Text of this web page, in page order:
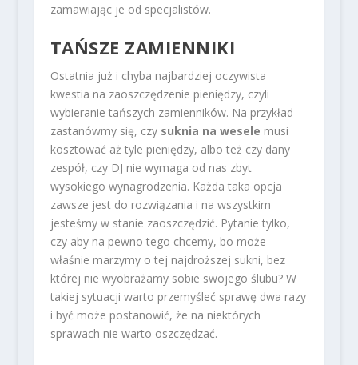
zamawiając je od specjalistów.
TAŃSZE ZAMIENNIKI
Ostatnia już i chyba najbardziej oczywista
kwestia na zaoszczędzenie pieniędzy, czyli
wybieranie tańszych zamienników. Na przykład
zastanówmy się, czy suknia na wesele musi
kosztować aż tyle pieniędzy, albo też czy dany
zespół, czy DJ nie wymaga od nas zbyt
wysokiego wynagrodzenia. Każda taka opcja
zawsze jest do rozwiązania i na wszystkim
jesteśmy w stanie zaoszczędzić. Pytanie tylko,
czy aby na pewno tego chcemy, bo może
właśnie marzymy o tej najdroższej sukni, bez
której nie wyobrażamy sobie swojego ślubu? W
takiej sytuacji warto przemyśleć sprawę dwa razy
i być może postanowić, że na niektórych
sprawach nie warto oszczędzać.